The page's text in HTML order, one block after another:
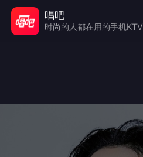
唱吧
时尚的人都在用的手机KTV